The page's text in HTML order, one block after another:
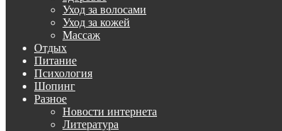
Уход за волосами
Уход за кожей
Массаж
Отдых
Питание
Психология
Шопинг
Разное
Новости интернета
Литература